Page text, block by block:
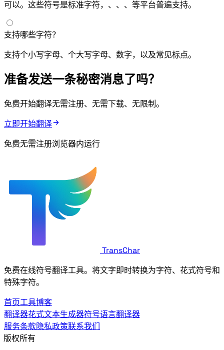
可以。这些符号是标准 Unicode 字符，Instagram、Twitter/X、Discord、WhatsApp 等平台普遍支持。
支持哪些字符？
支持 26 个小写字母、26 个大写字母、数字 0-9，以及常见标点 (! @ # $ % ^ & * ( ) , . / < > ?)。
准备发送一条秘密消息了吗？
免费开始翻译 - 无需注册、无需下载、无限制。
立即开始翻译
100% 免费 · 无需注册 · 浏览器内运行
TransChar
免费在线符号翻译工具。将文字即时转换为Wingdings字符、花式符号和
特殊字符。
首页工具博客
Wingdings翻译器花式文本生成器符号语言翻译器
服务条款隐私政策联系我们
© 2026 TransChar. 版权所有 © {year} {siteName}